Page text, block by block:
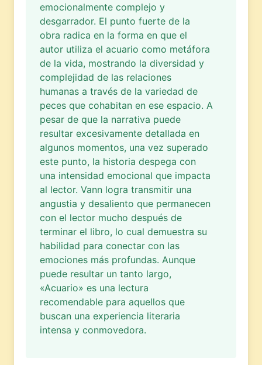
emocionalmente complejo y
desgarrador. El punto fuerte de la
obra radica en la forma en que el
autor utiliza el acuario como metáfora
de la vida, mostrando la diversidad y
complejidad de las relaciones
humanas a través de la variedad de
peces que cohabitan en ese espacio. A
pesar de que la narrativa puede
resultar excesivamente detallada en
algunos momentos, una vez superado
este punto, la historia despega con
una intensidad emocional que impacta
al lector. Vann logra transmitir una
angustia y desaliento que permanecen
con el lector mucho después de
terminar el libro, lo cual demuestra su
habilidad para conectar con las
emociones más profundas. Aunque
puede resultar un tanto largo,
«Acuario» es una lectura
recomendable para aquellos que
buscan una experiencia literaria
intensa y conmovedora.